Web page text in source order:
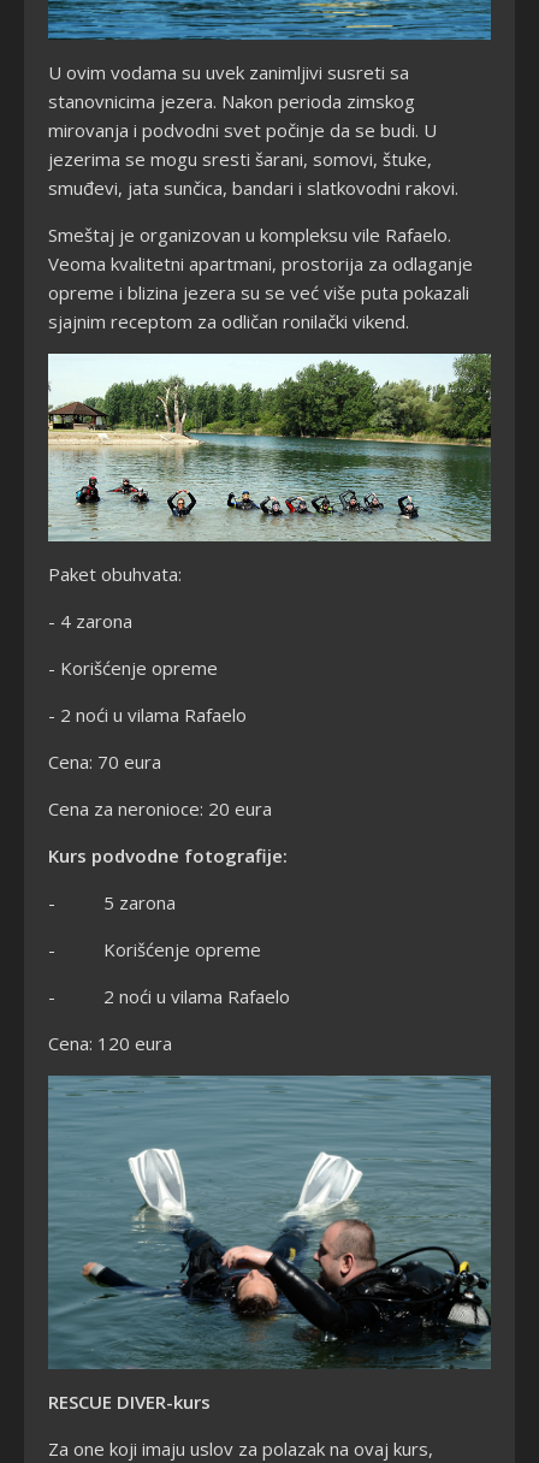
U ovim vodama su uvek zanimljivi susreti sa
stanovnicima jezera. Nakon perioda zimskog
mirovanja i podvodni svet počinje da se budi. U
jezerima se mogu sresti šarani, somovi, štuke,
smuđevi, jata sunčica, bandari i slatkovodni rakovi.
Smeštaj je organizovan u kompleksu vile Rafaelo.
Veoma kvalitetni apartmani, prostorija za odlaganje
opreme i blizina jezera su se već više puta pokazali
sjajnim receptom za odličan ronilački vikend.
Paket obuhvata:
- 4 zarona
- Korišćenje opreme
- 2 noći u vilama Rafaelo
Cena: 70 eura
Cena za neronioce: 20 eura
Kurs podvodne fotografije:
- 5 zarona
- Korišćenje opreme
- 2 noći u vilama Rafaelo
Cena: 120 eura
RESCUE DIVER-kurs
Za one koji imaju uslov za polazak na ovaj kurs,